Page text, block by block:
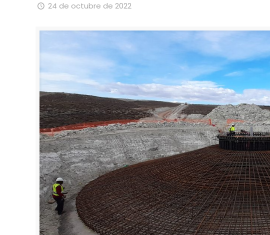
24 de octubre de 2022